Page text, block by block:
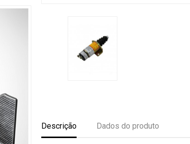
Descrição Dados do produto